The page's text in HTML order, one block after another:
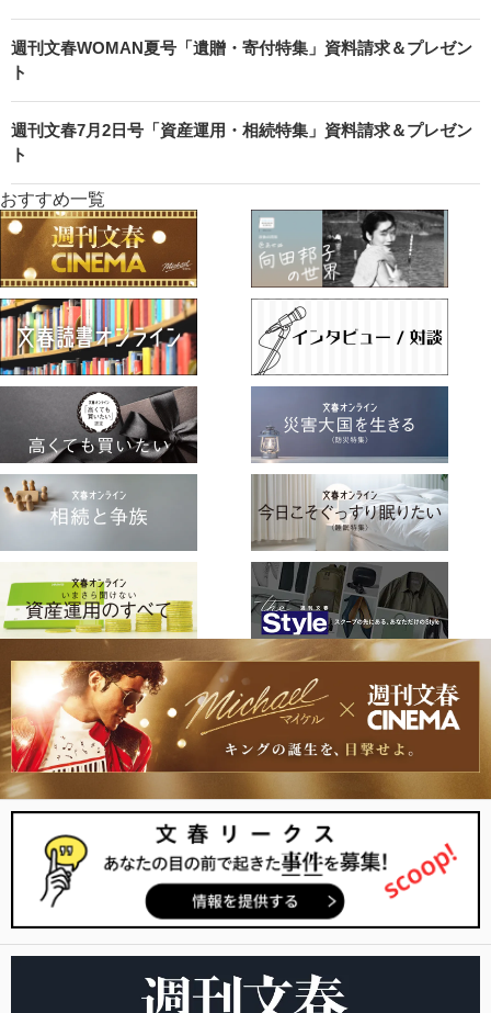
週刊文春WOMAN夏号「遺贈・寄付特集」資料請求＆プレゼン
ト
週刊文春7月2日号「資産運用・相続特集」資料請求＆プレゼン
ト
おすすめ一覧